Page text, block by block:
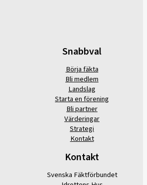
Snabbval
Börja fäkta
Bli medlem
Landslag
Starta en förening
Bli partner
Värderingar
Strategi
Kontakt
Kontakt
Svenska Fäktförbundet